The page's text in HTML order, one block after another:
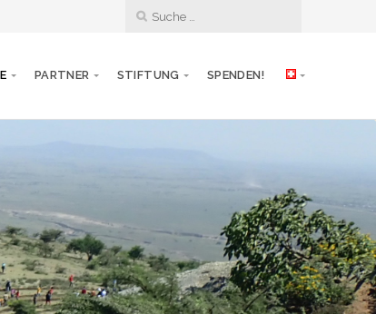
PARTNER STIFTUNG SPENDEN!